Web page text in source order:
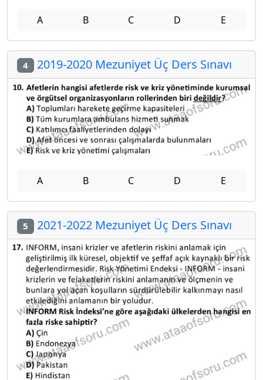
A B C D E
4 2019-2020 Mezuniyet Üç Ders Sınavı
A B C D E
5 2021-2022 Mezuniyet Üç Ders Sınavı